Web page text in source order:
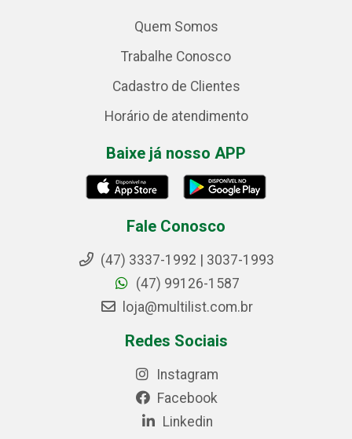
Quem Somos
Trabalhe Conosco
Cadastro de Clientes
Horário de atendimento
Baixe já nosso APP
Fale Conosco
(47) 3337-1992 | 3037-1993
(47) 99126-1587
loja@multilist.com.br
Redes Sociais
Instagram
Facebook
Linkedin